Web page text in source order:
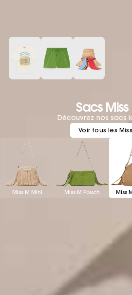
Sacs
Découvrez nos sacs
Voir tous les
Miss M Mini Miss M Pouch Miss